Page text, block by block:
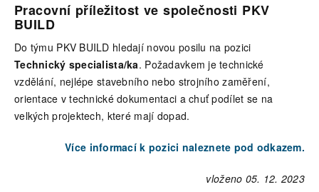
Pracovní příležitost ve společnosti PKV
BUILD
Do týmu PKV BUILD hledají novou posilu na pozici
Technický specialista/ka. Požadavkem je technické
vzdělání, nejlépe stavebního nebo strojního zaměření,
orientace v technické dokumentaci a chuť podílet se na
velkých projektech, které mají dopad.
Více informací k pozici naleznete pod odkazem.
vloženo 05. 12. 2023